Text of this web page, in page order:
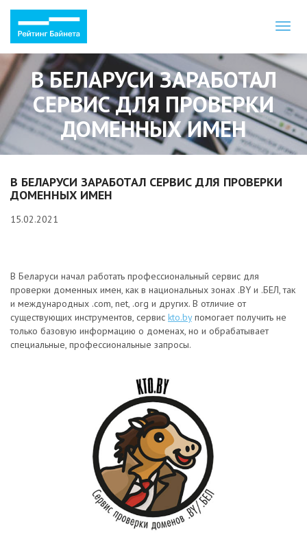
В БЕЛАРУСИ ЗАРАБОТАЛ
СЕРВИС ДЛЯ ПРОВЕРКИ
ДОМЕННЫХ ИМЕН
В БЕЛАРУСИ ЗАРАБОТАЛ СЕРВИС ДЛЯ ПРОВЕРКИ
ДОМЕННЫХ ИМЕН
15.02.2021
В Беларуси начал работать профессиональный сервис для
проверки доменных имен, как в национальных зонах .BY и .БЕЛ, так
и международных .com, net, .org и других. В отличие от
существующих инструментов, сервис kto.byпомогает получить не
только базовую информацию о доменах, но и обрабатывает
специальные, профессиональные запросы.